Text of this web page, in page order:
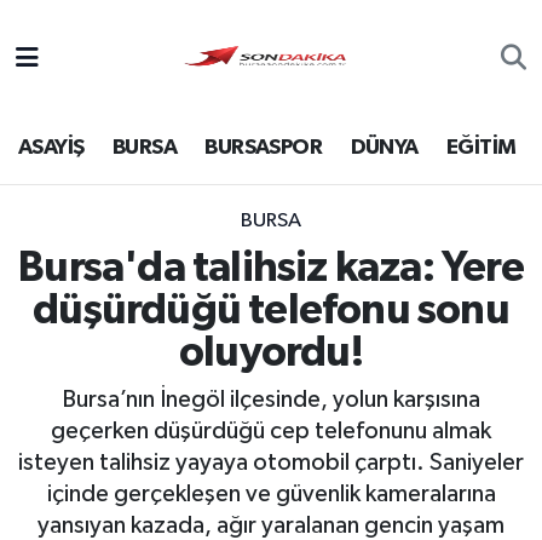
ASAYİŞ BURSA BURSASPOR DÜNYA EĞİTİM
BURSA
Bursa'da talihsiz kaza: Yere
düşürdüğü telefonu sonu
oluyordu!
Bursa’nın İnegöl ilçesinde, yolun karşısına
geçerken düşürdüğü cep telefonunu almak
isteyen talihsiz yayaya otomobil çarptı. Saniyeler
içinde gerçekleşen ve güvenlik kameralarına
yansıyan kazada, ağır yaralanan gencin yaşam
Bursa
Ekonomi
Genel
Gündem
Magazin